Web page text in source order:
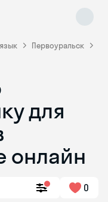
Первоуральск
для
онлайн
0